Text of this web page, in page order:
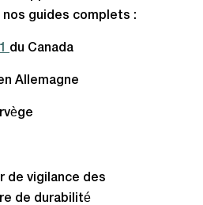
nos guides complets :
du Canada
Allemagne
de vigilance des
de durabilité